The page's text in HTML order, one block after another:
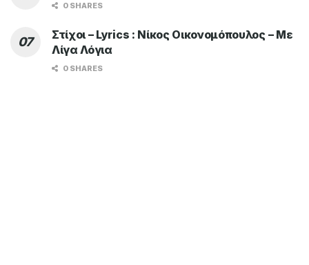
0 SHARES
Στίχοι – Lyrics : Νίκος Οικονομόπουλος – Με
Λίγα Λόγια
0 SHARES